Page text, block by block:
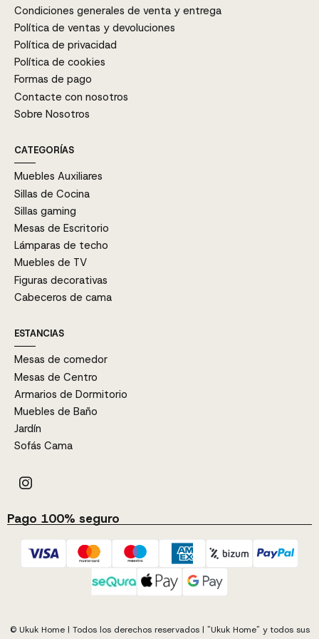
Condiciones generales de venta y entrega
Política de ventas y devoluciones
Política de privacidad
Política de cookies
Formas de pago
Contacte con nosotros
Sobre Nosotros
CATEGORÍAS
Muebles Auxiliares
Sillas de Cocina
Sillas gaming
Mesas de Escritorio
Lámparas de techo
Muebles de TV
Figuras decorativas
Cabeceros de cama
ESTANCIAS
Mesas de comedor
Mesas de Centro
Armarios de Dormitorio
Muebles de Baño
Jardín
Sofás Cama
Pago 100% seguro
© Ukuk Home | Todos los derechos reservados | "Ukuk Home" y todos sus